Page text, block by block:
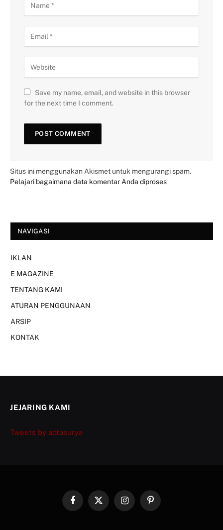
Save my name, email, and website in this browser
for the next time I comment.
Situs ini menggunakan Akismet untuk mengurangi spam.
Pelajari bagaimana data komentar Anda diproses
NAVIGASI
IKLAN
E MAGAZINE
TENTANG KAMI
ATURAN PENGGUNAAN
ARSIP
KONTAK
JEJARING KAMI
Tweets by actasurya
FacebookX
InstagramPinterest